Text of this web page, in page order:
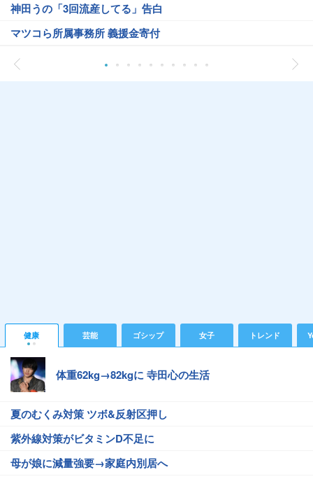
神田うの「3回流産してる」告白
マツコら所属事務所 義援金寄付
健康 芸能 ゴシップ 女子 トレンド
体重62kg→82kgに 寺田心の生活
夏のむくみ対策 ツボ&反射区押し
紫外線対策がビタミンD不足に
母が娘に減量強要→家庭内別居へ